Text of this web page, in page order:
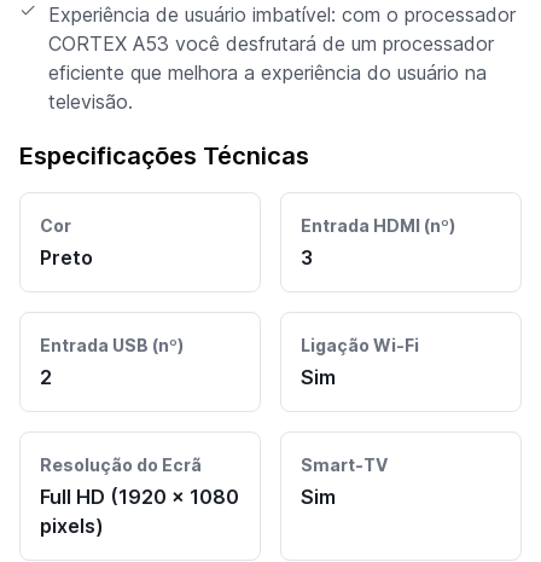
Experiência de usuário imbatível: com o processador
CORTEX A53 você desfrutará de um processador
eficiente que melhora a experiência do usuário na
televisão.
Especificações Técnicas
Cor
Preto
Entrada HDMI (nº)
3
Entrada USB (nº)
2
Ligação Wi-Fi
Sim
Resolução do Ecrã
Full HD (1920 x 1080
pixels)
Smart-TV
Sim